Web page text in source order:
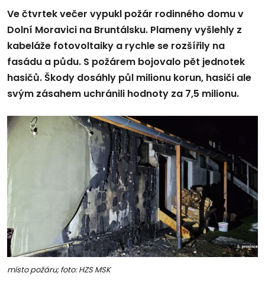
Ve čtvrtek večer vypukl požár rodinného domu v
Dolní Moravici na Bruntálsku. Plameny vyšlehly z
kabeláže fotovoltaiky a rychle se rozšířily na
fasádu a půdu. S požárem bojovalo pět jednotek
hasičů. Škody dosáhly půl milionu korun, hasiči ale
svým zásahem uchránili hodnoty za 7,5 milionu.
místo požáru; foto: HZS MSK